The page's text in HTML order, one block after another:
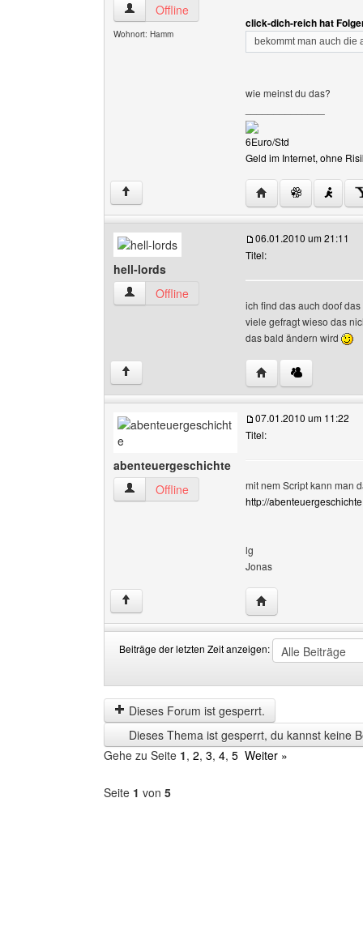
moneysac Benutzer-Profile anzeigen
Offline
Wohnort: Hamm
click-dich-reich hat
bekommt man auch die
wie meinst du das?
6Euro/Std
Geld im Internet, ohne
↑ Website dieses
hell-lords
hell-lords Benutzer-Profile anzeigen
Offline
06.01.2010 um 21:11
Titel:
ich find das auch doof
viele gefragt wieso das
das bald ändern wird
↑ Website dieses
abenteuergeschichte
abenteuergeschichte Benutzer-Profile
Offline
07.01.2010 um 11:22
Titel:
mit nem Script kann man
http://
lg
Jonas
↑ Website dieses
Beiträge der letzten Zeit anzeigen:
der
letzten
Zeit
anzeigen
by
Dieses Forum ist gesperrt.
Dieses Thema ist gesperrt, du kannst keine
Gehe zu Seite 1, 2, 3, 4, 5 Weiter »
Seite 1 von 5